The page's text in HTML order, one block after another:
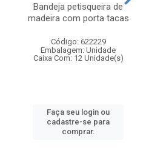
Bandeja petisqueira de
madeira com porta tacas
Código: 622229
Embalagem: Unidade
Caixa Com: 12 Unidade(s)
Faça seu login ou
cadastre-se para
comprar.